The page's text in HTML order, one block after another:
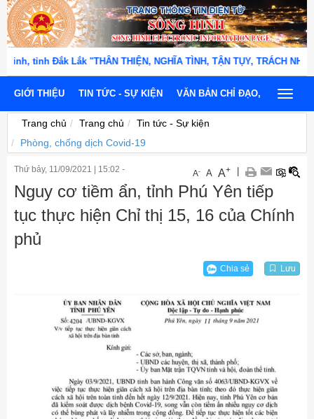
Đắk Lắk "THÂN THIỆN, NGHĨA TÌNH, TẬN TỤY, TRÁCH NHIỆM,
GIỚI THIỆU TIN TỨC - SỰ KIỆN VĂN BẢN CHỈ ĐẠO, ĐIỀU HÀNH
Toggle
Trang chủ Trang chủ
Tin tức - Sự kiện
Phòng, chống dịch Covid-19
Thứ bảy, 11/09/2021 15:02 - A- A A+
Nguy cơ tiềm ẩn, tỉnh Phú Yên tiếp
tục thực hiện Chỉ thị 15, 16 của Chính
phủ
Chia sẻ Lưu